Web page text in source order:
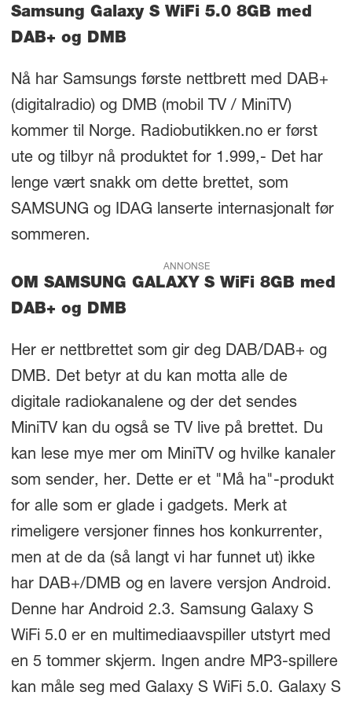
Samsung Galaxy S WiFi 5.0 8GB med
DAB+ og DMB
Nå har Samsungs første nettbrett med DAB+
(digitalradio) og DMB (mobil TV / MiniTV)
kommer til Norge. Radiobutikken.no er først
ute og tilbyr nå produktet for 1.999,- Det har
lenge vært snakk om dette brettet, som
SAMSUNG og IDAG lanserte internasjonalt før
sommeren.
ANNONSE
OM SAMSUNG GALAXY S WiFi 8GB med
DAB+ og DMB
Her er nettbrettet som gir deg DAB/DAB+ og
DMB. Det betyr at du kan motta alle de
digitale radiokanalene og der det sendes
MiniTV kan du også se TV live på brettet. Du
kan lese mye mer om MiniTV og hvilke kanaler
som sender, her. Dette er et "Må ha"-produkt
for alle som er glade i gadgets. Merk at
rimeligere versjoner finnes hos konkurrenter,
men at de da (så langt vi har funnet ut) ikke
har DAB+/DMB og en lavere versjon Android.
Denne har Android 2.3. Samsung Galaxy S
WiFi 5.0 er en multimediaavspiller utstyrt med
en 5 tommer skjerm. Ingen andre MP3-spillere
kan måle seg med Galaxy S WiFi 5.0. Galaxy S